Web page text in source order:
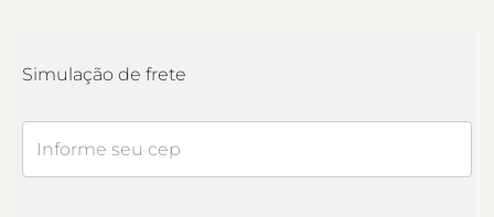
Simulação de frete